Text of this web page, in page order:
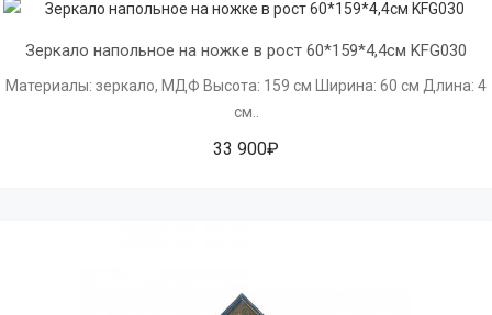
Зеркало напольное на ножке в рост 60*159*4,4см KFG030
Материалы: зеркало, МДФ Высота: 159 см Ширина: 60 см Длина: 4
см..
33 900₽